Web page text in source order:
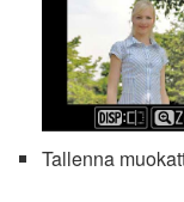
Tallenna